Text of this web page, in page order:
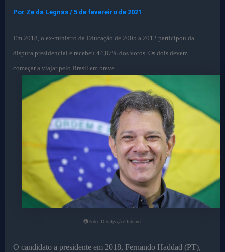
Por Ze da Legnas/5 de fevereiro de 2021
Em 2018, o ex-ministro da Educação de 2005 a 2012 participou da
disputa presidencial e recebeu 44,87% dos votos. Os dois devem
começar a viajar pelo Brasil em breve.
📷Foto: Divulgação/ Internet
O candidato a presidente em 2018, Fernando Haddad (PT),